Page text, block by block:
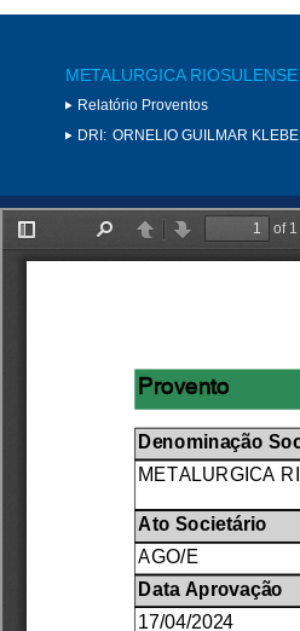
METALURGICA RIOSULENSE
Relatório Proventos
DRI: ORNELIO GUILMAR